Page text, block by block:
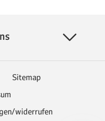
Sitemap
widerrufen